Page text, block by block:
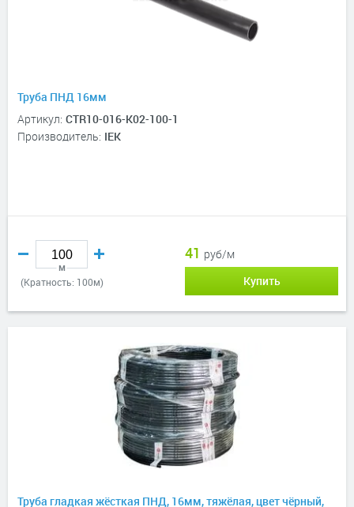
Труба ПНД 16мм
Артикул: CTR10-016-K02-100-1
Производитель: IEK
м
(Кратность: 100м)
41 руб/м
Купить
Труба гладкая жёсткая ПНД, 16мм, тяжёлая, цвет чёрный,